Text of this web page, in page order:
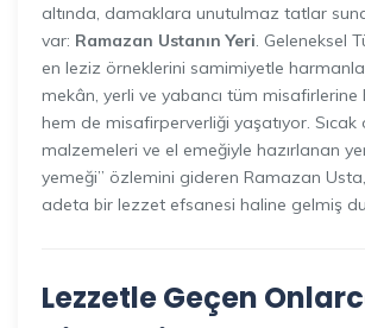
altında, damaklara unutulmaz tatlar
var: Ramazan Ustanın Yeri . Geleneksel
en leziz örneklerini samimiyetle
mekân, yerli ve yabancı tüm misafirlerine
hem de misafirperverliği yaşatıyor.
malzemeleri ve el emeğiyle hazırlanan
yemeği” özlemini gideren Ramazan
adeta bir lezzet efsanesi haline gelmiş
Lezzetle Geçen